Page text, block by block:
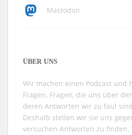
Mastodon
ÜBER UNS
Wir machen einen Podcast und
Fragen. Fragen, die uns über
deren Antworten wir zu faul
Deshalb stellen wir sie uns
versuchen Antworten zu finden.